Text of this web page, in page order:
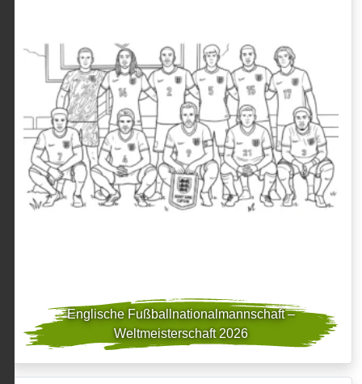
Englische Fußballnationalmannschaft –
Weltmeisterschaft 2026